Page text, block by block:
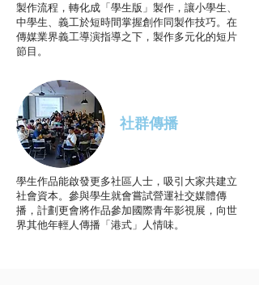
製作流程，轉化成「學生版」製作，讓小學生、
中學生、義工於短時間掌握創作同製作技巧。在
傳媒業界義工導演指導之下，製作多元化的短片
節目。
社群傳播
​學生作品能啟發更多社區人士，吸引大家共建立
社會資本。參與學生就會嘗試營運社交媒體傳
播，計劃更會將作品參加國際青年影視展，向世
界其他年輕人傳播「港式」人情味。